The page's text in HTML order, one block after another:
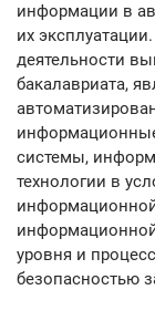
информации в
их
деятельности
бакалавриата,
системы,
технологии в
уровня и
безопасностью